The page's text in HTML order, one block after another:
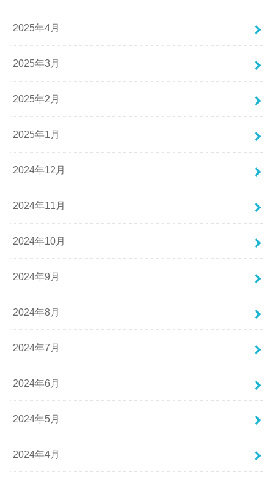
2025年4月
2025年3月
2025年2月
2025年1月
2024年12月
2024年11月
2024年10月
2024年9月
2024年8月
2024年7月
2024年6月
2024年5月
2024年4月